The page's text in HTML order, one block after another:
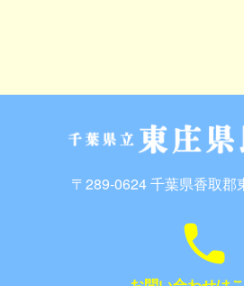
〒289-0624 千葉県香取郡
call